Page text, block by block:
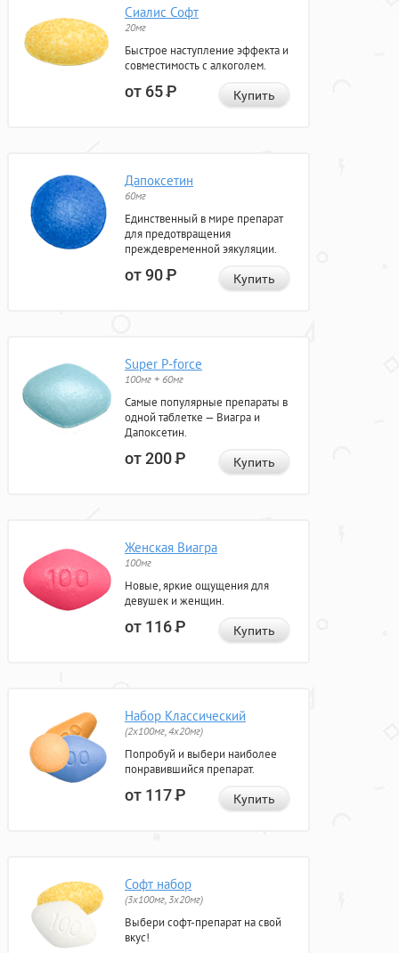
Сиалис Софт
20мг
Быстрое наступление эффекта и
совместимость с алкоголем.
от 65Р Купить
Дапоксетин
60мг
Единственный в мире препарат
для предотвращения
преждевременной эякуляции.
от 90Р Купить
Super P-force
100мг + 60мг
Самые популярные препараты в
одной таблетке — Виагра и
Дапоксетин.
от 200Р Купить
Женская Виагра
100мг
Новые, яркие ощущения для
девушек и женщин.
от 116Р Купить
Набор Классический
(2x100мг, 4x20мг)
Попробуй и выбери наиболее
понравившийся препарат.
от 117Р Купить
Софт набор
(3x100мг, 3x20мг)
Выбери софт-препарат на свой
вкус!